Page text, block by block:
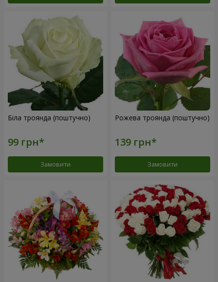
Біла троянда (поштучно)
Замовити
Рожева троянда (поштучно)
Замовити